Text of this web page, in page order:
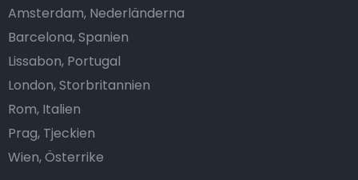
Amsterdam, Nederländerna
Barcelona, Spanien
Lissabon, Portugal
London, Storbritannien
Rom, Italien
Prag, Tjeckien
Wien, Österrike